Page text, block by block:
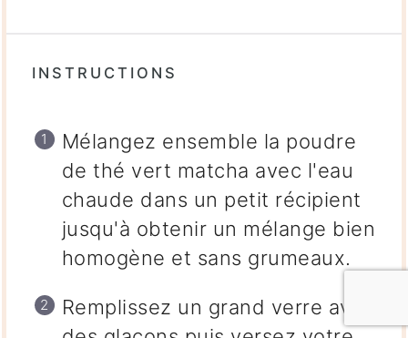
INSTRUCTIONS
Mélangez ensemble la poudre
de thé vert matcha avec l'eau
chaude dans un petit récipient
jusqu'à obtenir un mélange bien
homogène et sans grumeaux.
Remplissez un grand verre avec